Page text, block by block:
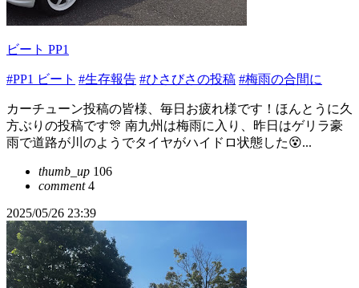
ビート PP1
#PP1 ビート #生存報告 #ひさびさの投稿 #梅雨の合間に
カーチューン投稿の皆様、毎日お疲れ様です！ほんとうに久
方ぶりの投稿です🎊 南九州は梅雨に入り、昨日はゲリラ豪
雨で道路が川のようでタイヤがハイドロ状態した😵...
thumb_up 106
comment4
2025/05/26 23:39